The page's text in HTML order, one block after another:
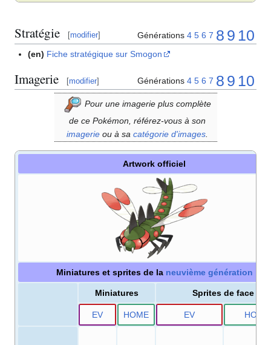
Stratégie [modifier] Générations 4 5 6 7 8 9 10
(en) Fiche stratégique sur Smogon
Imagerie [modifier] Générations 4 5 6 7 8 9 10
Pour une imagerie plus complète
de ce Pokémon, référez-vous à son
imagerieou à sa catégorie d'images.
Artwork officiel
Miniatures et sprites de la neuvième génération
Miniatures Sprites de face
EV HOME EV HOME